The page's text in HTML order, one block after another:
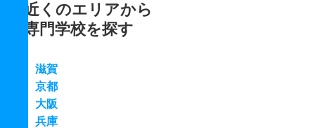
近くのエリアから
専門学校を探す
滋賀
京都
大阪
兵庫